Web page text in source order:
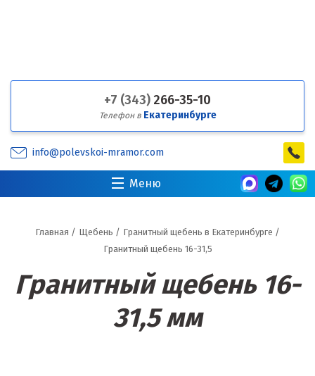
+7 (343) 266-35-10
Телефон в Екатеринбурге
info@polevskoi-mramor.com
Меню
Главная / Щебень / Гранитный щебень в Екатеринбурге /
Гранитный щебень 16-31,5
Гранитный щебень 16-
31,5 мм